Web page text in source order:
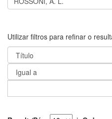
Utilizar filtros para refinar o